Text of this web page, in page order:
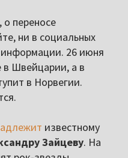
переносе
ни в социальных
информации. 26 июня
в Швейцарии, а в
в Норвегии.
известному
Зайцеву. На